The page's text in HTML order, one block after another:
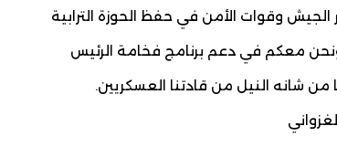
وقوات الأمن في حفظ الحوزة الترابية
ونحن معكم في دعم برنامج فخامة الرئيس
شانه النيل من قادتنا العسكريين.